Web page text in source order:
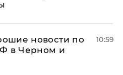
новости по
в Черном и
10:59